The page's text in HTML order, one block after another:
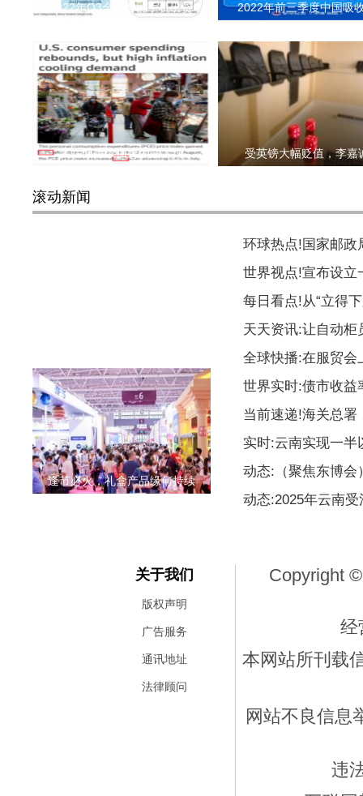
2022年Q3全球智能手机出货 2022年前三季度中国吸
美联储持续加息的最大理 受英镑大幅贬值，李嘉
滚动新闻
逢节必火，礼盒产品缘何持续
环球热点!国家邮政
世界视点!宣布设立
每日看点!从“立得
天天资讯:让自动柜
全球快播:在服贸会
世界实时:债市收益
当前速递!海关总署
实时:云南实现一半
动态:（聚焦东博会
动态:2025年云南
关于我们
版权声明
广告服务
通讯地址
法律顾问
Copyright
经
本网站所刊载
网站不良信息
违